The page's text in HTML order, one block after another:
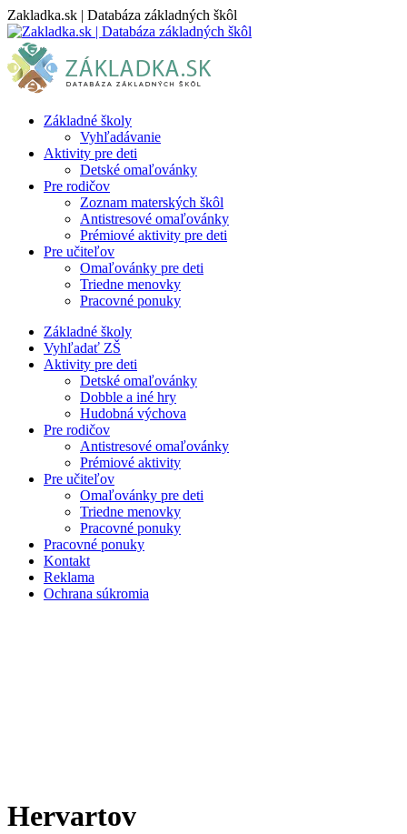
Skip
to
content
Zakladka.sk | Databáza základných škôl
Základné školy
Vyhľadávanie
Aktivity pre deti
Detské omaľovánky
Pre rodičov
Zoznam materských škôl
Antistresové omaľovánky
Prémiové aktivity pre deti
Pre učiteľov
Omaľovánky pre deti
Triedne menovky
Pracovné ponuky
Základné školy
Vyhľadať ZŠ
Aktivity pre deti
Detské omaľovánky
Dobble a iné hry
Hudobná výchova
Pre rodičov
Antistresové omaľovánky
Prémiové aktivity
Pre učiteľov
Omaľovánky pre deti
Triedne menovky
Pracovné ponuky
Pracovné ponuky
Kontakt
Reklama
Ochrana súkromia
Hervartov